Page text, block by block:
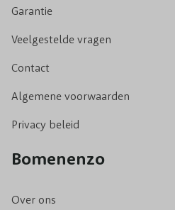
onderhoudsvriendelijk.
Klimmende
Heb je maar beperkt de
fruitplanten willen kiezen die
oplossing. Wat dacht je van:
Druiven: Deze klimmende
Garantie
Veelgestelde vragen
Contact
Algemene voorwaarden
Privacy beleid
Bomenenzo
Over ons